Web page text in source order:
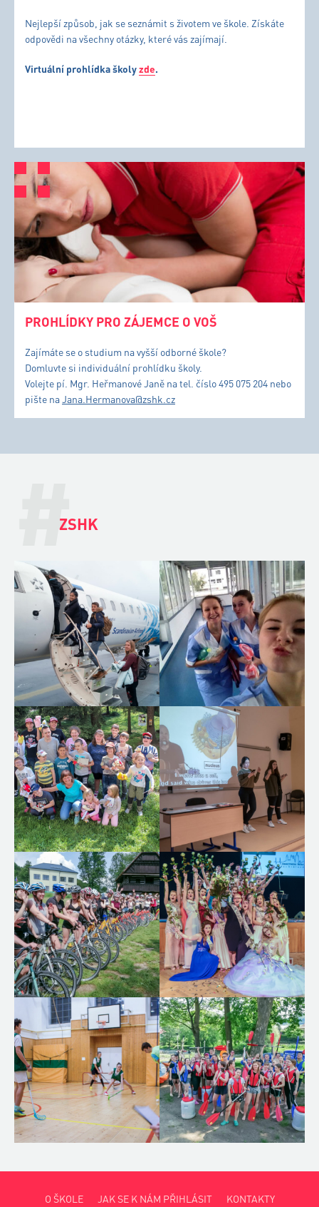
Nejlepší způsob, jak se seznámit s životem ve škole. Získáte
odpovědi na všechny otázky, které vás zajímají.
Virtuální prohlídka školyzde.
PROHLÍDKY PRO ZÁJEMCE O VOŠ
Zajímáte se o studium na vyšší odborné škole?
Domluvte si individuální prohlídku školy.
Volejte pí. Mgr. Heřmanové Janě na tel. číslo 495 075 204 nebo
pište naJana.Hermanova@zshk.cz
#
ZSHK
O ŠKOLE JAK SE K NÁM PŘIHLÁSIT KONTAKTY